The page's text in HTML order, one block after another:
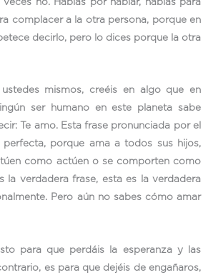
complacer a la otra persona, porque en
decirlo, pero lo dices porque la otra
mismos, creéis en algo que en
ser humano en este planeta sabe
Te amo. Esta frase pronunciada por el
perfecta, porque ama a todos sus hijos,
como actúen o se comporten como
la verdadera frase, esta es la verdadera
Pero aún no sabes cómo amar
para que perdáis la esperanza y las
es para que dejéis de engañaros,